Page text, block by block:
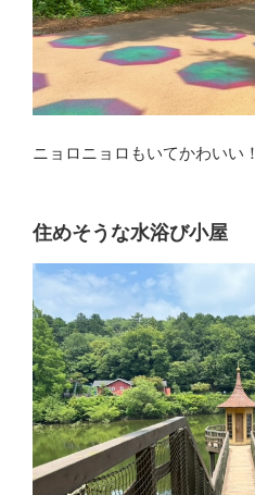
ニョロニョロもいてかわいい！
住めそうな水浴び小屋